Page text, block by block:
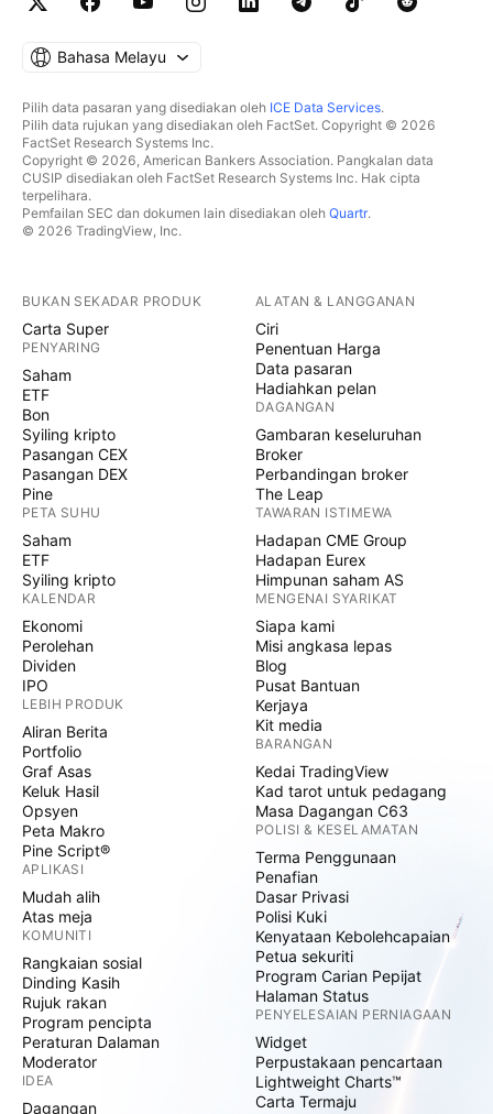
Bahasa Melayu
Pilih data pasaran yang disediakan oleh ICE Data Services.
Pilih data rujukan yang disediakan oleh FactSet. Copyright © 2026
FactSet Research Systems Inc.
Copyright © 2026, American Bankers Association. Pangkalan data
CUSIP disediakan oleh FactSet Research Systems Inc. Hak cipta
terpelihara.
Pemfailan SEC dan dokumen lain disediakan oleh Quartr.
© 2026 TradingView, Inc.
BUKAN SEKADAR PRODUK
Carta Super
PENYARING
Saham
ETF
Bon
Syiling kripto
Pasangan CEX
Pasangan DEX
Pine
PETA SUHU
Saham
ETF
Syiling kripto
KALENDAR
Ekonomi
Perolehan
Dividen
IPO
LEBIH PRODUK
Aliran Berita
Portfolio
Graf Asas
Keluk Hasil
Opsyen
Peta Makro
Pine Script®
APLIKASI
Mudah alih
Atas meja
KOMUNITI
Rangkaian sosial
Dinding Kasih
Rujuk rakan
Program pencipta
Peraturan Dalaman
Moderator
IDEA
Dagangan
ALATAN & LANGGANAN
Ciri
Penentuan Harga
Data pasaran
Hadiahkan pelan
DAGANGAN
Gambaran keseluruhan
Broker
Perbandingan broker
The Leap
TAWARAN ISTIMEWA
Hadapan CME Group
Hadapan Eurex
Himpunan saham AS
MENGENAI SYARIKAT
Siapa kami
Misi angkasa lepas
Blog
Pusat Bantuan
Kerjaya
Kit media
BARANGAN
Kedai TradingView
Kad tarot untuk pedagang
Masa Dagangan C63
POLISI & KESELAMATAN
Terma Penggunaan
Penafian
Dasar Privasi
Polisi Kuki
Kenyataan Kebolehcapaian
Petua sekuriti
Program Carian Pepijat
Halaman Status
PENYELESAIAN PERNIAGAAN
Widget
Perpustakaan pencartaan
Lightweight Charts™
Carta Termaju